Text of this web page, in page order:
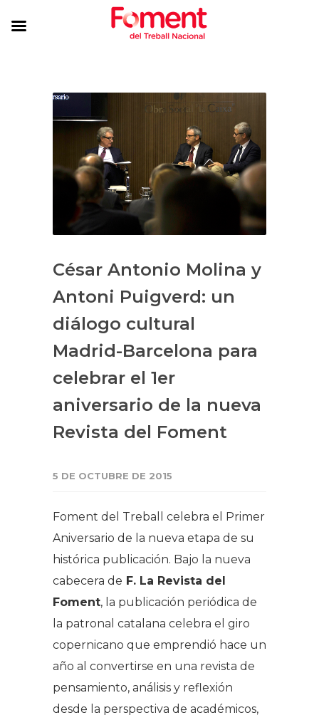
César Antonio Molina y
Antoni Puigverd: un
diálogo cultural
Madrid-Barcelona para
celebrar el 1er
aniversario de la nueva
Revista del Foment
5 DE OCTUBRE DE 2015
Foment del Treball celebra el Primer
Aniversario de la nueva etapa de su
histórica publicación. Bajo la nueva
cabecera de F. La Revista del
Foment, la publicación periódica de
la patronal catalana celebra el giro
copernicano que emprendió hace un
año al convertirse en una revista de
pensamiento, análisis y reflexión
desde la perspectiva de académicos,